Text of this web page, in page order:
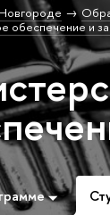
обеспечение и